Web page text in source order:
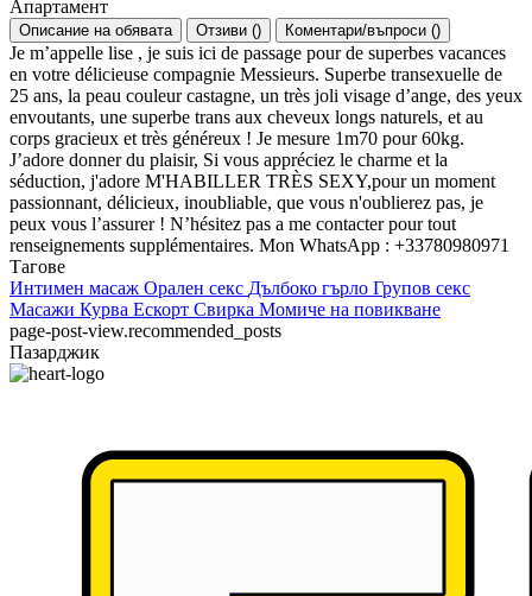
Апартамент
Описание на обявата Отзиви () Коментари/въпроси ()
Je m’appelle lise , je suis ici de passage pour de superbes vacances
en votre délicieuse compagnie Messieurs. Superbe transexuelle de
25 ans, la peau couleur castagne, un très joli visage d’ange, des yeux
envoutants, une superbe trans aux cheveux longs naturels, et au
corps gracieux et très généreux ! Je mesure 1m70 pour 60kg.
J’adore donner du plaisir, Si vous appréciez le charme et la
séduction, j'adore M'HABILLER TRÈS SEXY,pour un moment
passionnant, délicieux, inoubliable, que vous n'oublierez pas, je
peux vous l’assurer ! N’hésitez pas a me contacter pour tout
renseignements supplémentaires. Mon WhatsApp : +33780980971
Тагове
Интимен масаж Орален секс Дълбоко гърло Групов секс
Масажи Курва Ескорт Свирка Момиче на повикване
page-post-view.recommended_posts
Пазарджик